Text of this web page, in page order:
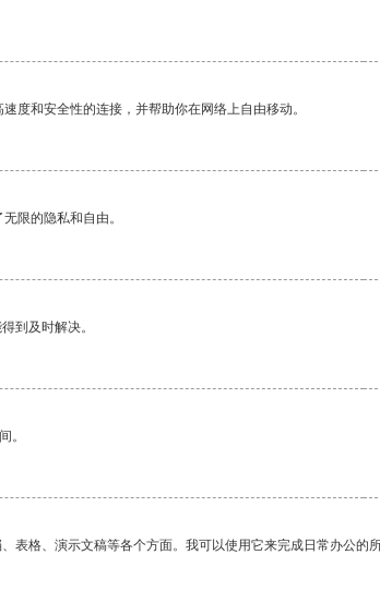
度和安全性的连接，并帮助你在网络上自由移动。
限的隐私和自由。
到及时解决。
。
表格、演示文稿等各个方面。我可以使用它来完成日常办公的